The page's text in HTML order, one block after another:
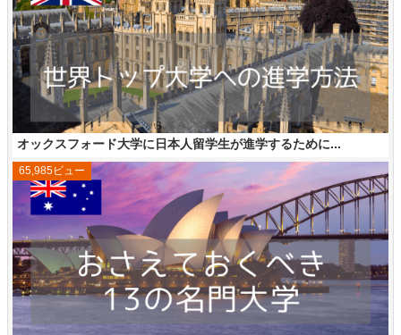
オックスフォード大学に日本人留学生が進学するために...
65,985ビュー